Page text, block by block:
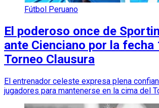
Fútbol Peruano
El poderoso once de
ante Cienciano por la fecha
Torneo Clausura
El entrenador celeste expresa plena
jugadores para mantenerse en la cima del